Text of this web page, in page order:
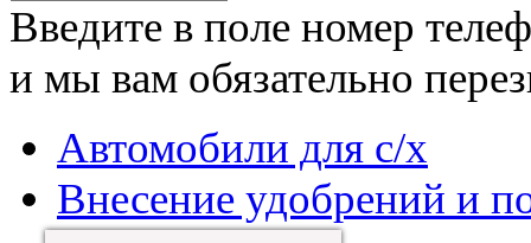
Введите в поле номер
и мы вам обязательно
Автомобили для с/х
Внесение удобрений и